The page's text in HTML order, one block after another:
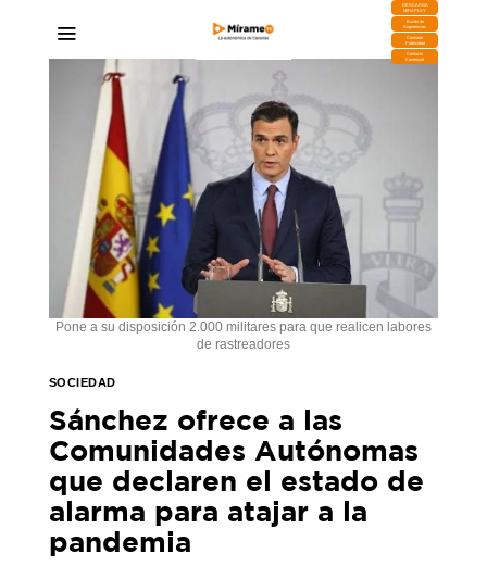
DESCARGA
MIRAPLAY
Buzón de
Sugerencias
Contratar
Publicidad
Contacto
Comercial
Pone a su disposición 2.000 militares para que realicen labores
de rastreadores
SOCIEDAD
Sánchez ofrece a las
Comunidades Autónomas
que declaren el estado de
alarma para atajar a la
pandemia